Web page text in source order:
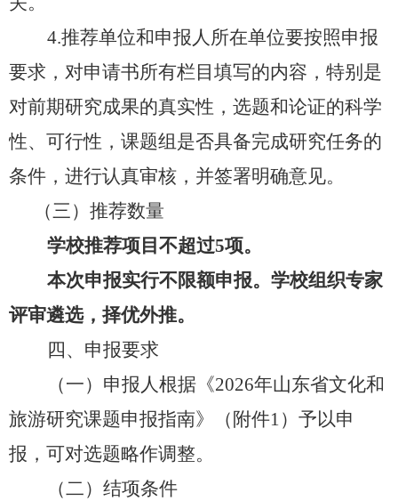
4.推荐单位和申报人所在单位要按照申报
要求，对申请书所有栏目填写的内容，特别是
对前期研究成果的真实性，选题和论证的科学
性、可行性，课题组是否具备完成研究任务的
条件，进行认真审核，并签署明确意见。
（三）推荐数量
学校推荐项目不超过5项。
本次申报实行不限额申报。学校组织专家
评审遴选，择优外推。
四、申报要求
（一）申报人根据《2026年山东省文化和
旅游研究课题申报指南》（附件1）予以申
报，可对选题略作调整。
（二）结项条件